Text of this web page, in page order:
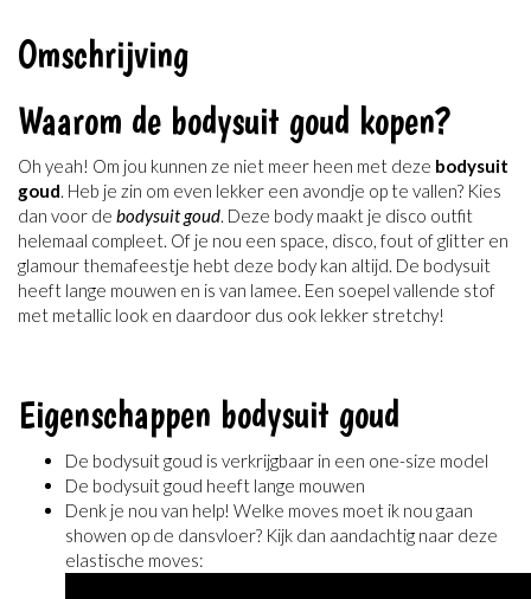
Omschrijving
Waarom de bodysuit goud kopen?
Oh yeah! Om jou kunnen ze niet meer heen met deze bodysuit
goud. Heb je zin om even lekker een avondje op te vallen? Kies
dan voor de bodysuit goud. Deze body maakt je disco outfit
helemaal compleet. Of je nou een space, disco, fout of glitter en
glamour themafeestje hebt deze body kan altijd. De bodysuit
heeft lange mouwen en is van lamee. Een soepel vallende stof
met metallic look en daardoor dus ook lekker stretchy!
Eigenschappen bodysuit goud
De bodysuit goud is verkrijgbaar in een one-size model
De bodysuit goud heeft lange mouwen
Denk je nou van help! Welke moves moet ik nou gaan
showen op de dansvloer? Kijk dan aandachtig naar deze
elastische moves: